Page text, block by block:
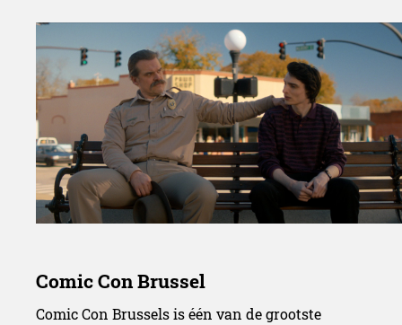
Comic Con Brussels is één van de grootste